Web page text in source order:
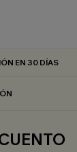
EN 30 DÍAS